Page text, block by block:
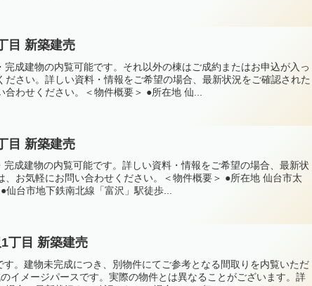
目 新築建売
完成建物の内覧可能です。それ以外の棟はご成約またはお申込が入っ
ださい。詳しい資料・情報をご希望の場合、最新状況をご確認された
わせください。＜物件概要＞ ●所在地 仙...
目 新築建売
完成建物の内覧可能です。詳しい資料・情報をご希望の場合、最新状
、お気軽にお問い合わせください。＜物件概要＞ ●所在地 仙台市太
台市地下鉄南北線「富沢」駅徒歩...
丁目 新築建売
。建物未完成につき、別物件にてご参考となる間取りを内覧いただ
イメージパースです。実際の物件とは異なることがございます。詳